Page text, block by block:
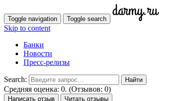
Toggle navigation Toggle search
Skip to content
Банки
Новости
Пресс-релизы
Search:
Средняя оценка: 0. (Отзывов: 0)
Написать отзыв Читать отзывы